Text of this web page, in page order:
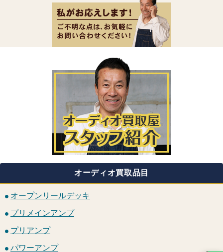
オーディオ買取品目
オープンリールデッキ
プリメインアンプ
プリアンプ
パワーアンプ